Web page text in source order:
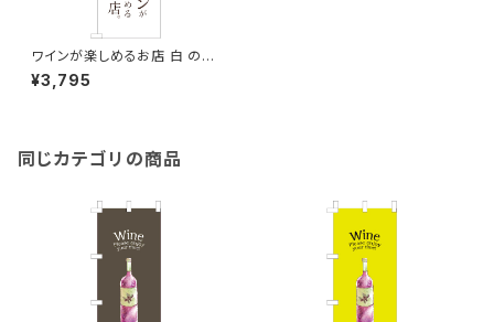
ワインが楽しめるお店 白 のぼ
り旗
¥3,795
同じカテゴリの商品